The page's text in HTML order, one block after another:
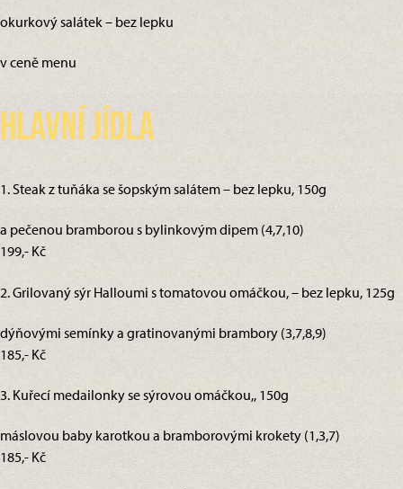
okurkový salátek – bez lepku
v ceně menu
Hlavní jídla
1. Steak z tuňáka se šopským salátem – bez lepku, 150g
a pečenou bramborou s bylinkovým dipem (4,7,10)
199,- Kč
2. Grilovaný sýr Halloumi s tomatovou omáčkou, – bez lepku, 125g
dýňovými semínky a gratinovanými brambory (3,7,8,9)
185,- Kč
3. Kuřecí medailonky se sýrovou omáčkou,, 150g
máslovou baby karotkou a bramborovými krokety (1,3,7)
185,- Kč